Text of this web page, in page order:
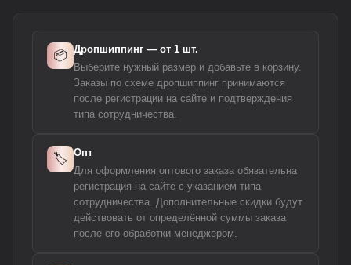
📦 Дропшиппинг — от 1 шт.
Выберите нужный размер и добавьте в корзину.
Заказы по схеме дропшиппинг принимаются
после регистрации на сайте и подтверждения
типа сотрудничества.
🏷️ Опт
Для оформления оптового заказа обязательна
регистрация на сайте с указанием типа
сотрудничества. Дополнительные скидки будут
действовать от определённой суммы заказа
после его обработки менеджером.